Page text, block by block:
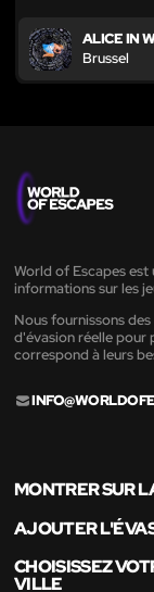
ALICE IN
Brussel
World of Escapes est
informations sur les
Nous fournissons
d'évasion réelle pour
correspond à leurs
MONTRER SUR
AJOUTER
CHOISISSEZ
VILLE